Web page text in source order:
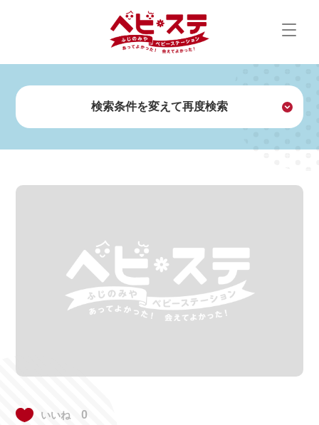
検索条件を変えて再度検索
設備・サービスで探す
授乳スペー
ミルクのお
紙おむつ 離乳食
いいね 0